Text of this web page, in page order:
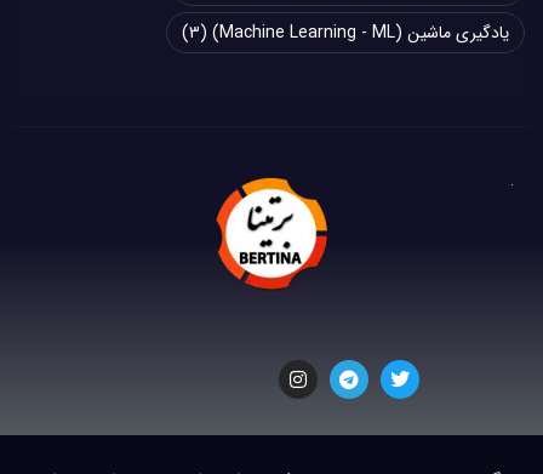
یادگیری ماشین (Machine Learning - ML)
(3)